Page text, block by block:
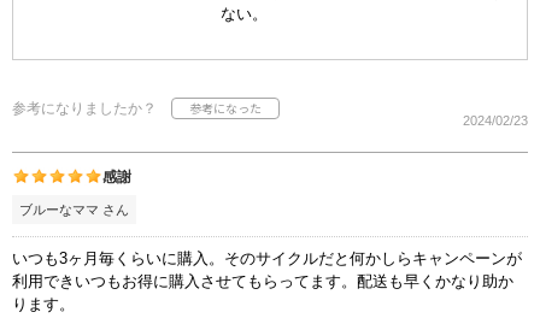
ない。
参考になりましたか？
2024/02/23
感謝
ブルーなママ さん
いつも3ヶ月毎くらいに購入。そのサイクルだと何かしらキャンペーンが
利用できいつもお得に購入させてもらってます。配送も早くかなり助か
ります。